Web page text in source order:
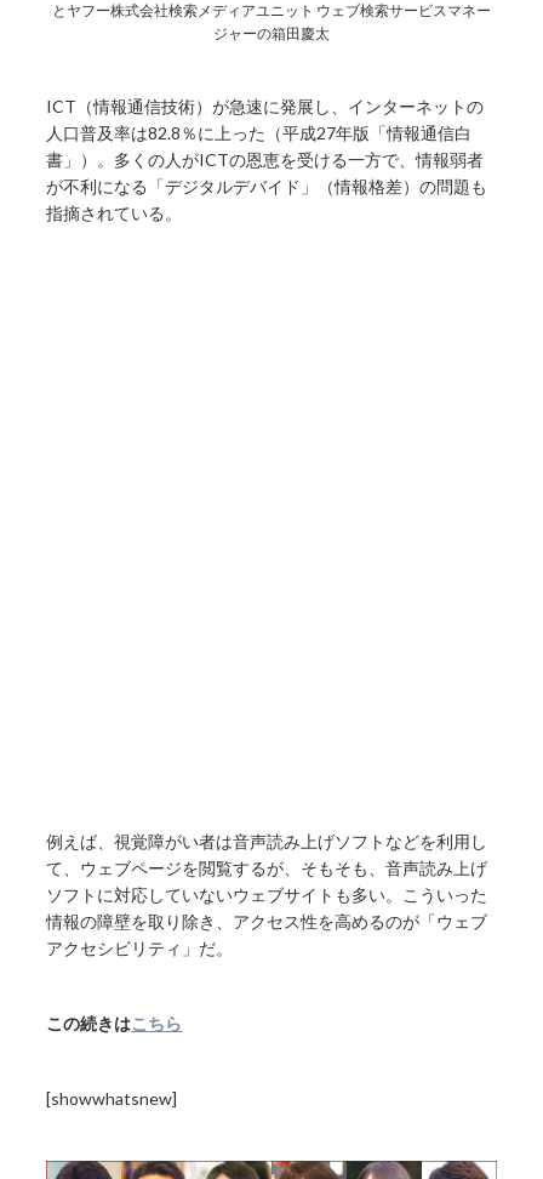
とヤフー株式会社検索メディアユニット ウェブ検索サービスマネー
ジャーの箱田慶太
ICT（情報通信技術）が急速に発展し、インターネットの
人口普及率は82.8％に上った（平成27年版「情報通信白
書」）。多くの人がICTの恩恵を受ける一方で、情報弱者
が不利になる「デジタルデバイド」（情報格差）の問題も
指摘されている。
例えば、視覚障がい者は音声読み上げソフトなどを利用し
て、ウェブページを閲覧するが、そもそも、音声読み上げ
ソフトに対応していないウェブサイトも多い。こういった
情報の障壁を取り除き、アクセス性を高めるのが「ウェブ
アクセシビリティ」だ。
この続きはこちら
[showwhatsnew]